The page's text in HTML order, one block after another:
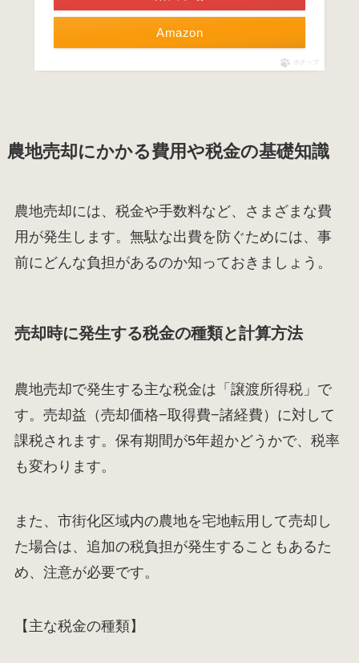
Amazon
ポチップ
農地売却にかかる費用や税金の基礎知識
農地売却には、税金や手数料など、さまざまな費
用が発生します。無駄な出費を防ぐためには、事
前にどんな負担があるのか知っておきましょう。
売却時に発生する税金の種類と計算方法
農地売却で発生する主な税金は「譲渡所得税」で
す。売却益（売却価格−取得費−諸経費）に対して
課税されます。保有期間が5年超かどうかで、税率
も変わります。
また、市街化区域内の農地を宅地転用して売却し
た場合は、追加の税負担が発生することもあるた
め、注意が必要です。
【主な税金の種類】